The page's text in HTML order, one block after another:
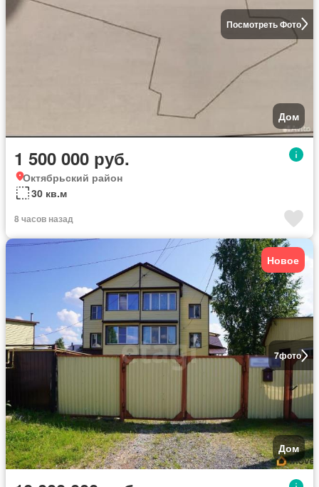
Посмотреть Фото
Дом
1 500 000 руб.
Октябрьский район
30 кв.м
8 часов назад
7фото
Новое
Дом